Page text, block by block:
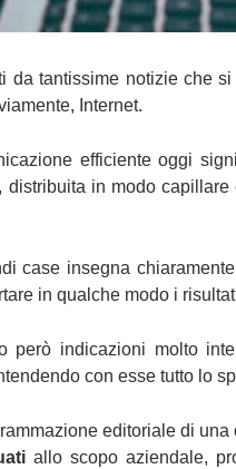
da tantissime notizie che
Internet.
efficiente oggi
distribuita in modo
case insegna
in qualche modo i
però indicazioni molto
con esse tutto lo
editoriale di
allo scopo aziendale,